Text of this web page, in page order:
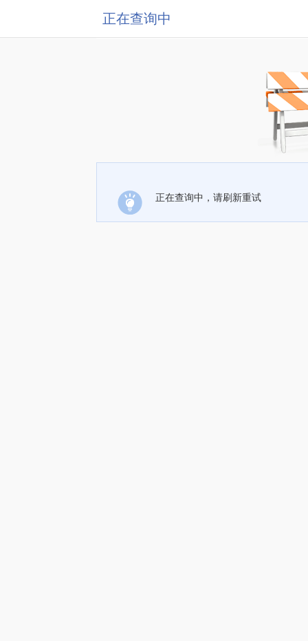
正在查询中
正在查询中，请刷新重试